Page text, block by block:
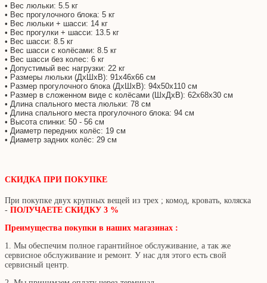
• Вес люльки: 5.5 кг
• Вес прогулочного блока: 5 кг
• Вес люльки + шасси: 14 кг
• Вес прогулки + шасси: 13.5 кг
• Вес шасси: 8.5 кг
• Вес шасси с колёсами: 8.5 кг
• Вес шасси без колес: 6 кг
• Допустимый вес нагрузки: 22 кг
• Размеры люльки (ДхШхВ): 91х46х66 см
• Размер прогулочного блока (ДхШхВ): 94х50х110 см
• Размер в сложенном виде с колёсами (ШхДхВ): 62х68х30 см
• Длина спального места люльки: 78 см
• Длина спального места прогулочного блока: 94 см
• Высота спинки: 50 - 56 см
• Диаметр передних колёс: 19 см
• Диаметр задних колёс: 29 см
СКИДКА ПРИ ПОКУПКЕ
При покупке двух крупных вещей из трех ; комод, кровать, коляска
- ПОЛУЧАЕТЕ СКИДКУ 3 %
Преимущества покупки в наших магазинах :
1. Мы обеспечим полное гарантийное обслуживание, а так же
сервисное обслуживание и ремонт. У нас для этого есть свой
сервисный центр.